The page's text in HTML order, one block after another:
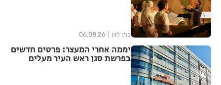
בתי לוין 06.08.26
יממה אחרי המעצר: פרטים חדשים
בפרשת סגן ראש העיר מעלים